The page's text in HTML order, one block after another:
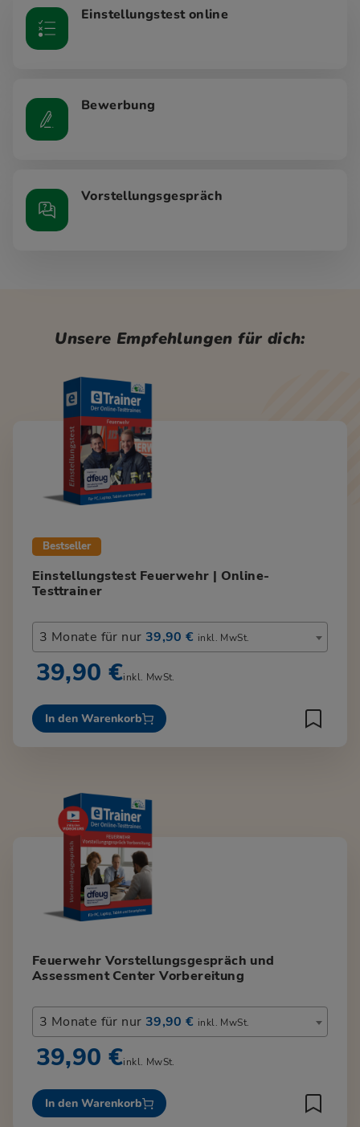
Einstellungstest online
Bewerbung
Vorstellungsgespräch
Unsere Empfehlungen für dich:
Bestseller
Einstellungstest Feuerwehr | Online-
Testtrainer
3 Monate für nur 39,90 € inkl. MwSt.
39,90 €inkl. MwSt.
In den Warenkorb
Feuerwehr Vorstellungsgespräch und
Assessment Center Vorbereitung
3 Monate für nur 39,90 € inkl. MwSt.
39,90 €inkl. MwSt.
In den Warenkorb